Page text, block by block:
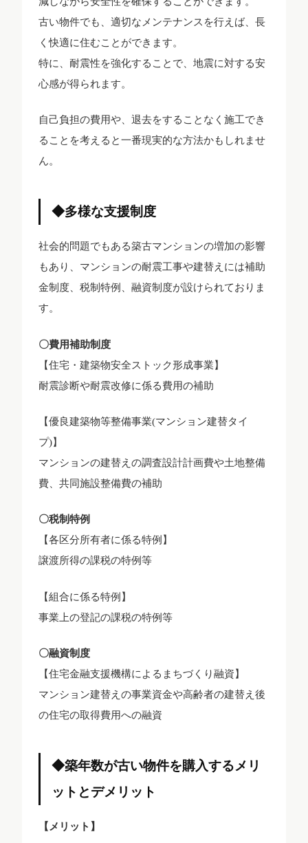
古い物件でも、適切なメンテナンスを行えば、長
く快適に住むことができます。
特に、耐震性を強化することで、地震に対する安
心感が得られます。
自己負担の費用や、退去をすることなく施工でき
ることを考えると一番現実的な方法かもしれませ
ん。
◆多様な支援制度
社会的問題でもある築古マンションの増加の影響
もあり、マンションの耐震工事や建替えには補助
金制度、税制特例、融資制度が設けられておりま
す。
〇費用補助制度
【住宅・建築物安全ストック形成事業】
耐震診断や耐震改修に係る費用の補助
【優良建築物等整備事業(マンション建替タイ
プ)】
マンションの建替えの調査設計計画費や土地整備
費、共同施設整備費の補助
〇税制特例
【各区分所有者に係る特例】
譲渡所得の課税の特例等
【組合に係る特例】
事業上の登記の課税の特例等
〇融資制度
【住宅金融支援機構によるまちづくり融資】
マンション建替えの事業資金や高齢者の建替え後
の住宅の取得費用への融資
◆築年数が古い物件を購入するメリ
ットとデメリット
【メリット】